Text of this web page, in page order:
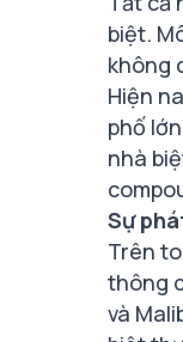
biệt.
không
Hiện
phố
nhà
Sự
Trên
thông
và